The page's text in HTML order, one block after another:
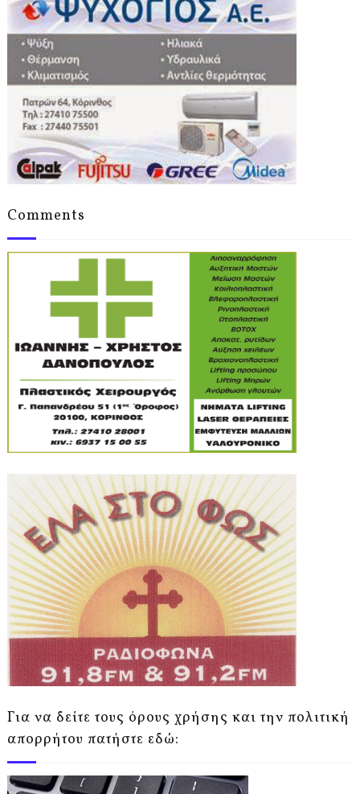
Comments
Για να δείτε τους όρους χρήσης και την πολιτική
απορρήτου πατήστε εδώ: